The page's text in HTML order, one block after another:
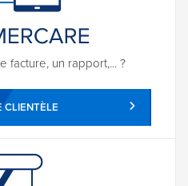
facture, un rapport,... ?
CLIENTÈLE